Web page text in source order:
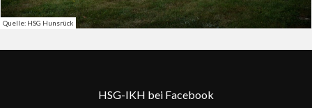
Quelle: HSG Hunsrück
HSG-IKH bei Facebook